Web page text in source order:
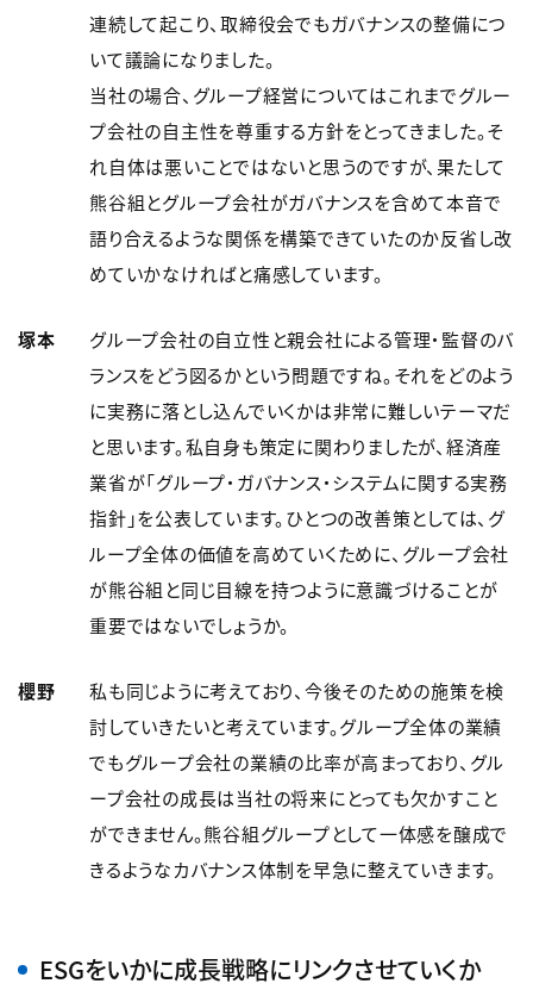
連続して起こり、取締役会でもガバナンスの整備につ
いて議論になりました。
当社の場合、グループ経営についてはこれまでグルー
プ会社の自主性を尊重する方針をとってきました。そ
れ自体は悪いことではないと思うのですが、果たして
熊谷組とグループ会社がガバナンスを含めて本音で
語り合えるような関係を構築できていたのか反省し改
めていかなければと痛感しています。
塚本
グループ会社の自立性と親会社による管理・監督のバ
ランスをどう図るかという問題ですね。それをどのよう
に実務に落とし込んでいくかは非常に難しいテーマだ
と思います。私自身も策定に関わりましたが、経済産
業省が「グループ・ガバナンス・システムに関する実務
指針」を公表しています。ひとつの改善策としては、グ
ループ全体の価値を高めていくために、グループ会社
が熊谷組と同じ目線を持つように意識づけることが
重要ではないでしょうか。
櫻野
私も同じように考えており、今後そのための施策を検
討していきたいと考えています。グループ全体の業績
でもグループ会社の業績の比率が高まっており、グル
ープ会社の成長は当社の将来にとっても欠かすこと
ができません。熊谷組グループとして一体感を醸成で
きるようなカバナンス体制を早急に整えていきます。
ESGをいかに成長戦略にリンクさせていくか